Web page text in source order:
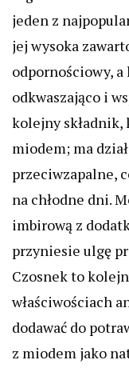
jeden z
jej wysoka
odpornościowy, a
odkwaszająco i
kolejny składnik,
miodem; ma
przeciwzapalne,
na chłodne dni.
imbirową z
przyniesie ulgę
Czosnek to
właściwościach
dodawać do
z miodem jako